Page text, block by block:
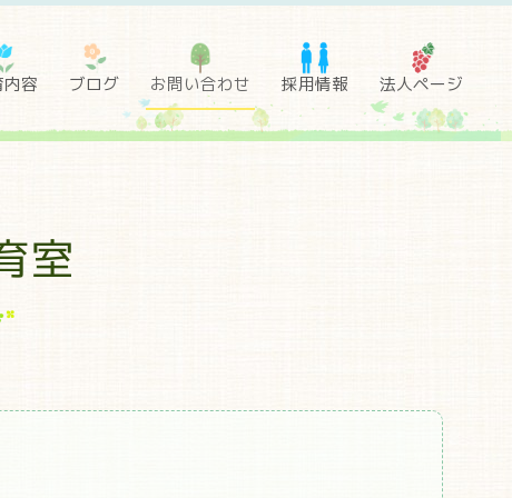
内容 ブログ お問い合わせ 採用情報 法人ページ
室